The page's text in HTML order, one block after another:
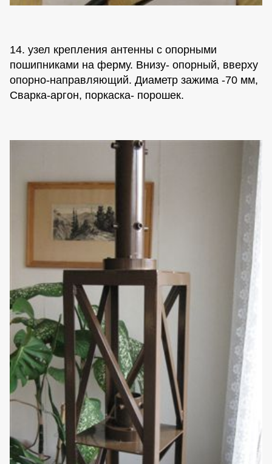
14. узел крепления антенны с опорными
пошипниками на ферму. Внизу- опорный, вверху
опорно-направляющий. Диаметр зажима -70 мм,
Сварка-аргон, поркаска- порошек.